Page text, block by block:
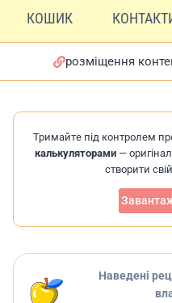
КОШИК
розміщення
Тримайте під контролем
калькуляторами —
створити
Наведені